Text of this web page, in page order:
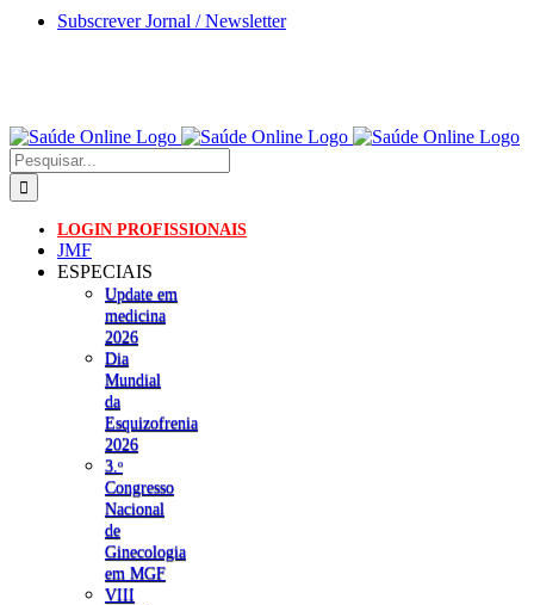
Skip
Subscrever Jornal / Newsletter
Pesquisar
LOGIN PROFISSIONAIS
JMF
ESPECIAIS
Update em
medicina
2026
Dia
Mundial
da
Esquizofrenia
2026
3.ᵒ
Congresso
Nacional
de
Ginecologia
em MGF
VIII